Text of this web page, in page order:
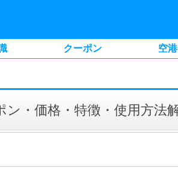
クーポン 空
ン・価格・特徴・使用方法